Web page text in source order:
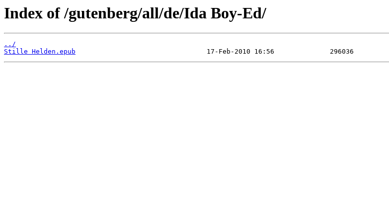
Index of /gutenberg/all/de/Ida Boy-Ed/
../
Stille Helden.epub